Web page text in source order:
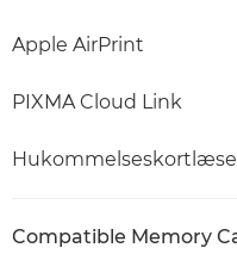
Apple AirPrint
PIXMA Cloud Link
Compatible Memory